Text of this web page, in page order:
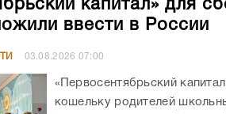
капитал» для
ввести в России
03.08.2026 07:00
«Первосентябрьский
кошельку родителей